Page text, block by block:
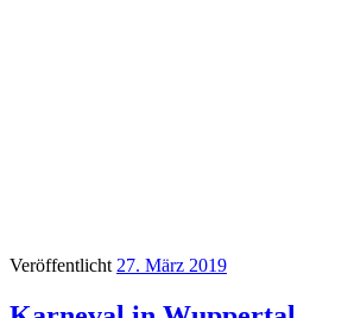
Veröffentlicht 27. März 2019